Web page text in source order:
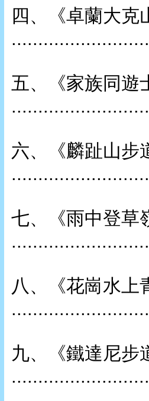
四、《卓蘭大克
五、《家族同遊
六、《麟趾山步
七、《雨中登草
八、《花崗水上
九、《鐵達尼步